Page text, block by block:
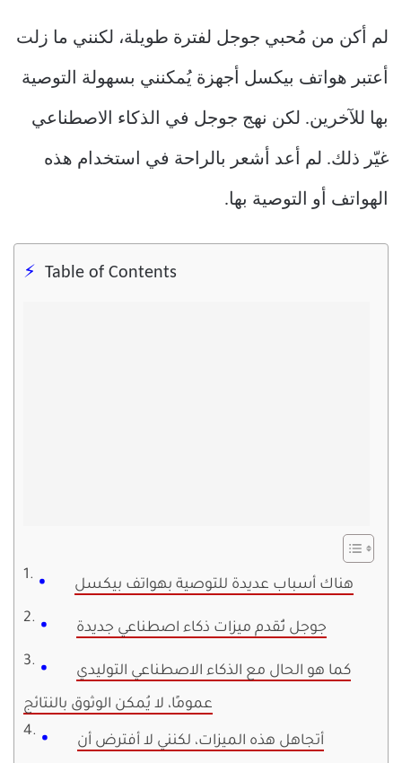
لم أكن من مُحبي جوجل لفترة طويلة، لكنني ما زلت
أعتبر هواتف بيكسل أجهزة يُمكنني بسهولة التوصية
بها للآخرين. لكن نهج جوجل في الذكاء الاصطناعي
غيّر ذلك. لم أعد أشعر بالراحة في استخدام هذه
الهواتف أو التوصية بها.
Table of Contents
هناك أسباب عديدة للتوصية بهواتف بيكسل
جوجل تُقدم ميزات ذكاء اصطناعي جديدة
كما هو الحال مع الذكاء الاصطناعي التوليدي
عمومًا، لا يُمكن الوثوق بالنتائج
أتجاهل هذه الميزات، لكنني لا أفترض أن